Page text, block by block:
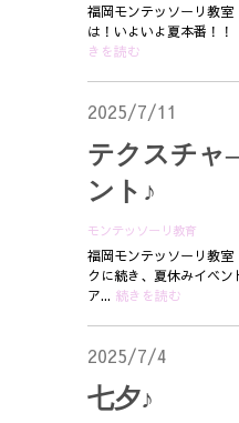
福岡モンテッソーリ教
は！いよいよ夏本番！
きを読む
2025/7/11
テクスチ
ント♪
モンテッソーリ教育
福岡モンテッソーリ教
クに続き、夏休みイベ
ア... 続きを読む
2025/7/4
七夕♪